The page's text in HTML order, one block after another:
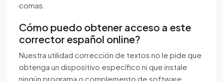
comas.
Cómo puedo obtener acceso a este
corrector español online?
Nuestra utilidad corrección de textos no le pide que
obtenga un dispositivo específico ni que instale
ningún programa o complemento de software.